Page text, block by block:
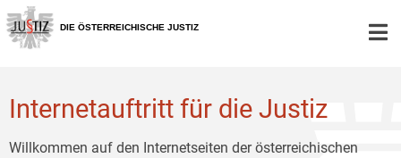
Zur
Hauptnavigation
[1]
Zum
Inhalt
[2]
DIE ÖSTERREICHISCHE JUSTIZ
Internetauftritt für die Justiz
Willkommen auf den Internetseiten der österreichischen